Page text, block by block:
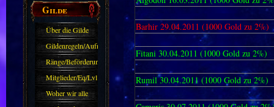
Gilde
Über die Gilde
(DAW)
Gildenregeln/Aufnahme
Ränge/Beförderungen
Mitglieder/Eq/Lvl
Woher wir alle
Barhir 29.04.2011 (1000 Gold zu 2%)
Fitani 30.04.2011 (1000 Gold zu 2%)
Rumil 30.04.2011 (1000 Gold zu 2%)